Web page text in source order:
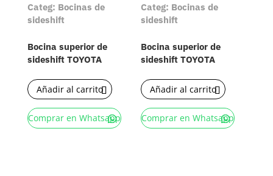
Categ: Bocinas de
sideshift
Bocina superior de
sideshift TOYOTA
Añadir al carrito
Comprar en Whatsapp
Categ: Bocinas de
sideshift
Bocina superior de
sideshift TOYOTA
Añadir al carrito
Comprar en Whatsapp